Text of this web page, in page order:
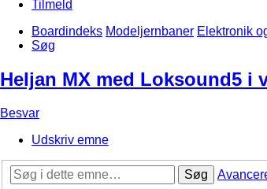
Tilmeld
Boardindeks Modeljernbaner Elektronik
Søg
Heljan MX med Loksound5 i
Besvar
Udskriv emne
Søg